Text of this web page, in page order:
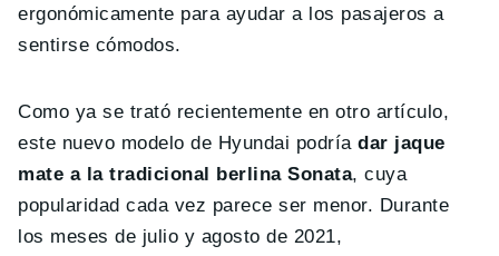
ergonómicamente para ayudar a los pasajeros a
sentirse cómodos.
Como ya se trató recientemente en otro artículo,
este nuevo modelo de Hyundai podríadar jaque
mate a la tradicional berlina Sonata, cuya
popularidad cada vez parece ser menor. Durante
los meses de julio y agosto de 2021,